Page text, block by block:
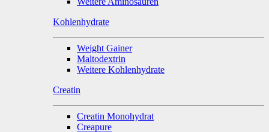
Kohlenhydrate
Weight Gainer
Maltodextrin
Weitere Kohlenhydrate
Creatin
Creatin Monohydrat
Creapure